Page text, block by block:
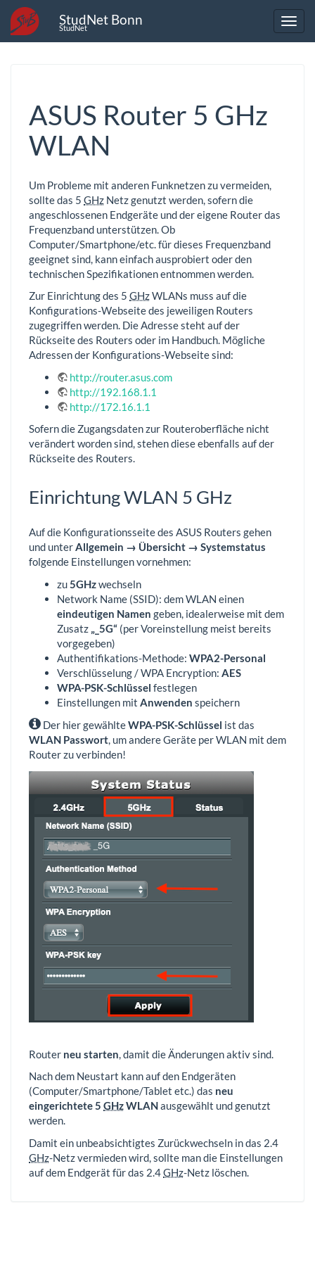
StudNet Bonn
StudNet
ASUS Router 5 GHz
WLAN
Um Probleme mit anderen Funknetzen zu vermeiden,
sollte das 5 GHz Netz genutzt werden, sofern die
angeschlossenen Endgeräte und der eigene Router das
Frequenzband unterstützen. Ob
Computer/Smartphone/etc. für dieses Frequenzband
geeignet sind, kann einfach ausprobiert oder den
technischen Spezifikationen entnommen werden.
Zur Einrichtung des 5 GHzWLANs muss auf die
Konfigurations-Webseite des jeweiligen Routers
zugegriffen werden. Die Adresse steht auf der
Rückseite des Routers oder im Handbuch. Mögliche
Adressen der Konfigurations-Webseite sind:
http://router.asus.com
http://192.168.1.1
http://172.16.1.1
Sofern die Zugangsdaten zur Routeroberfläche nicht
verändert worden sind, stehen diese ebenfalls auf der
Rückseite des Routers.
Einrichtung WLAN 5 GHz
Auf die Konfigurationsseite des ASUS Routers gehen
und unterAllgemein → Übersicht → Systemstatus
folgende Einstellungen vornehmen:
zu 5GHzwechseln
Network Name (SSID): dem WLAN einen
eindeutigen Namen geben, idealerweise mit dem
Zusatz
„_5G“ (per Voreinstellung meist bereits
vorgegeben)
Authentifikations-Methode: WPA2-Personal
Verschlüsselung / WPA Encryption: AES
WPA-PSK-Schlüssel festlegen
Einstellungen mit Anwenden speichern
Der hier gewählteWPA-PSK-Schlüssel ist das
WLAN Passwort, um andere Geräte per WLAN mit dem
Router zu verbinden!
Router neu starten, damit die Änderungen aktiv sind.
Nach dem Neustart kann auf den Endgeräten
(Computer/Smartphone/Tablet etc.) das neu
eingerichtete 5 GHzWLANausgewählt und genutzt
werden.
Damit ein unbeabsichtigtes Zurückwechseln in das 2.4
GHz-Netz vermieden wird, sollte man die Einstellungen
auf dem Endgerät für das 2.4GHz-Netz löschen.